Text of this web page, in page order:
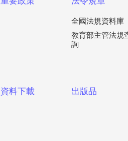
全國法規資料庫
教育部主管法規
詢
資料下載 出版品